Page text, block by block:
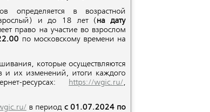
определяется в возрастной
и до 18 лет (на дату
право на участие во взрослом
по московскому времени на
которые осуществляются
и их изменений, итоги каждого
ресурсах:
https://wgic.ru/,
в период с 01.07.2024 по